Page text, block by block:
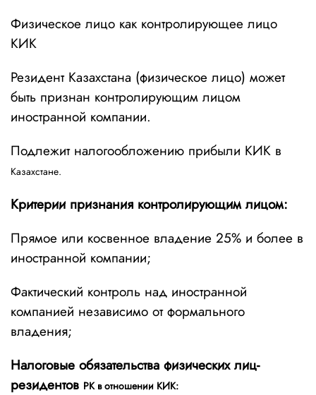
Физическое лицо как контролирующее лицо
КИК
Резидент Казахстана (физическое лицо) может
быть признан контролирующим лицом
иностранной компании.
Подлежит налогообложению прибыли КИК в
Казахстане.
Критерии признания контролирующим лицом:
Прямое или косвенное владение 25% и более в
иностранной компании;
Фактический контроль над иностранной
компанией независимо от формального
владения;
Налоговые обязательства физических лиц-
резидентов РК в отношении КИК: